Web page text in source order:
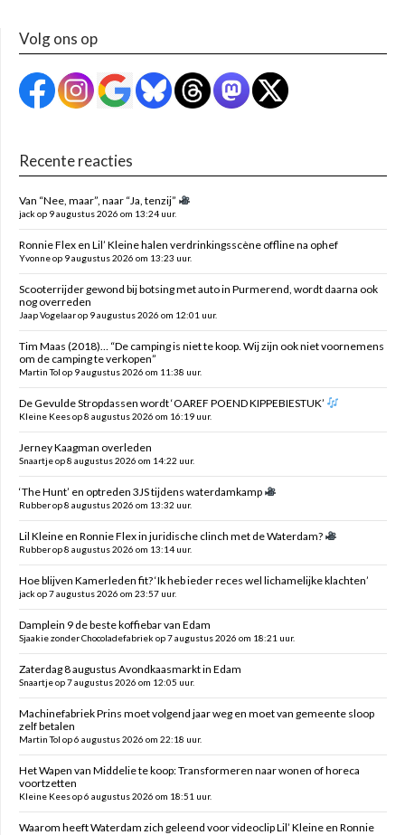
Volg ons op
Recente reacties
Van “Nee, maar”, naar “Ja, tenzij”
jack op 9 augustus 2026 om 13:24 uur.
Ronnie Flex en Lil’ Kleine halen verdrinkingsscène offline na ophef
Yvonne op 9 augustus 2026 om 13:23 uur.
Scooterrijder gewond bij botsing met auto in Purmerend, wordt daarna ook
nog overreden
Jaap Vogelaar op 9 augustus 2026 om 12:01 uur.
Tim Maas (2018)… “De camping is niet te koop. Wij zijn ook niet voornemens
om de camping te verkopen”
Martin Tol op 9 augustus 2026 om 11:38 uur.
De Gevulde Stropdassen wordt ‘OAREF POEND KIPPEBIESTUK’
Kleine Kees op 8 augustus 2026 om 16:19 uur.
Jerney Kaagman overleden
Snaartje op 8 augustus 2026 om 14:22 uur.
‘The Hunt’ en optreden 3JS tijdens waterdamkamp
Rubber op 8 augustus 2026 om 13:32 uur.
Lil Kleine en Ronnie Flex in juridische clinch met de Waterdam?
Rubber op 8 augustus 2026 om 13:14 uur.
Hoe blijven Kamerleden fit? ‘Ik heb ieder reces wel lichamelijke klachten’
jack op 7 augustus 2026 om 23:57 uur.
Damplein 9 de beste koffiebar van Edam
Sjaakie zonder Chocoladefabriek op 7 augustus 2026 om 18:21 uur.
Zaterdag 8 augustus Avondkaasmarkt in Edam
Snaartje op 7 augustus 2026 om 12:05 uur.
Machinefabriek Prins moet volgend jaar weg en moet van gemeente sloop
zelf betalen
Martin Tol op 6 augustus 2026 om 22:18 uur.
Het Wapen van Middelie te koop: Transformeren naar wonen of horeca
voortzetten
Kleine Kees op 6 augustus 2026 om 18:51 uur.
Waarom heeft Waterdam zich geleend voor videoclip Lil’ Kleine en Ronnie